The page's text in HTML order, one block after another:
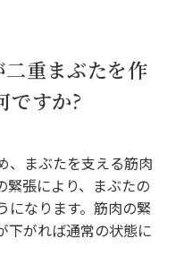
重まぶたを作
ですか?
、まぶたを支える筋肉
緊張により、まぶたの
になります。筋肉の緊
下がれば通常の状態に